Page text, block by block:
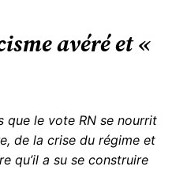
avéré et «
que le vote RN se nourrit
de la crise du régime et
qu’il a su se construire